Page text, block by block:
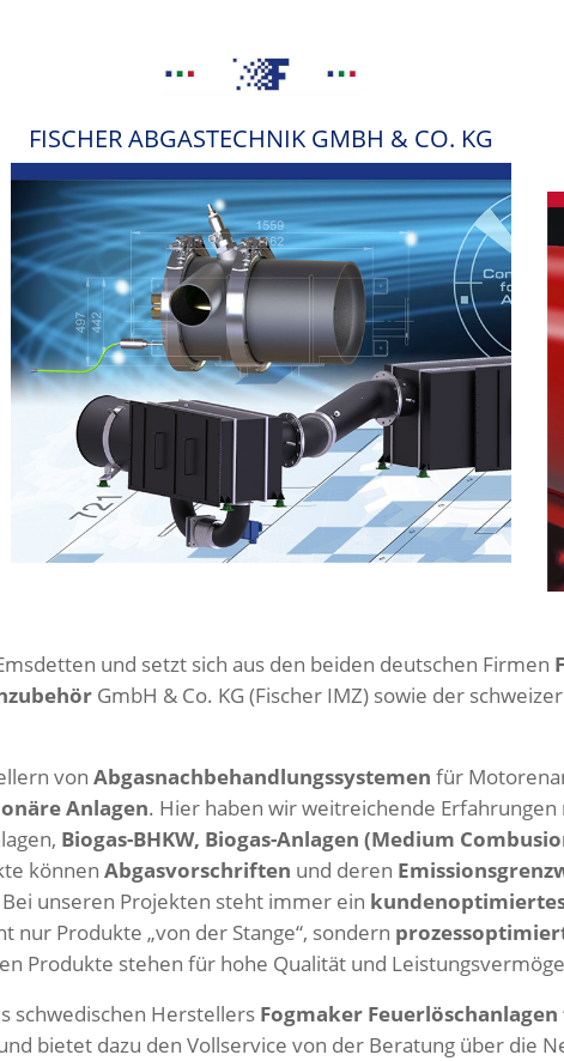
FISCHER ABGASTECHNIK GMBH & CO. KG
und setzt sich aus den beiden deutschen Firmen
GmbH & Co. KG (Fischer IMZ) sowie der
von Abgasnachbehandlungssystemen für
Anlagen. Hier haben wir weitreichende
Biogas-BHKW, Biogas-Anlagen (Medium
können Abgasvorschriften und deren
unseren Projekten steht immer ein
nur Produkte „von der Stange“, sondern
Produkte stehen für hohe Qualität und
schwedischen Herstellers Fogmaker
bietet dazu den Vollservice von der Beratung über die